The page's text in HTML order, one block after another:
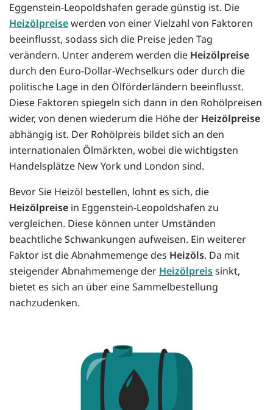
Eggenstein-Leopoldshafen gerade günstig ist. Die
Heizölpreisewerden von einer Vielzahl von Faktoren
beeinflusst, sodass sich die Preise jeden Tag
verändern. Unter anderem werden die Heizölpreise
durch den Euro-Dollar-Wechselkurs oder durch die
politische Lage in den Ölförderländern beeinflusst.
Diese Faktoren spiegeln sich dann in den Rohölpreisen
wider, von denen wiederum die Höhe der Heizölpreise
abhängig ist. Der Rohölpreis bildet sich an den
internationalen Ölmärkten, wobei die wichtigsten
Handelsplätze New York und London sind.
Bevor Sie Heizöl bestellen, lohnt es sich, die
Heizölpreise in Eggenstein-Leopoldshafen zu
vergleichen. Diese können unter Umständen
beachtliche Schwankungen aufweisen. Ein weiterer
Faktor ist die Abnahmemenge des Heizöls. Da mit
steigender Abnahmemenge der Heizölpreissinkt,
bietet es sich an über eine Sammelbestellung
nachzudenken.